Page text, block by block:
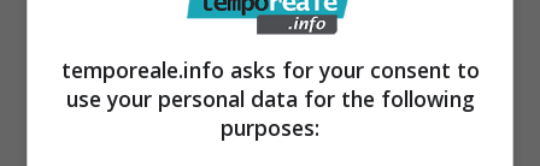
sindaco Gerardo Stefanelli, ha contribuito alla
nascita della Minturno Atletica leggera che ha
deciso di svolgere la sua attività presso il liceo
scientifico “Leon Battista Alberti” a Marina di
temporeale.info asks for your consent to
use your personal data for the following
purposes: